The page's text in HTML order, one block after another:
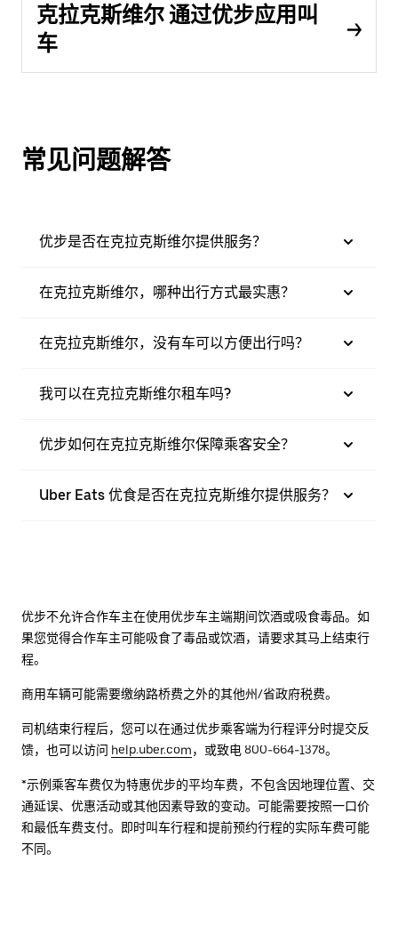
克拉克斯维尔 通过优步应用叫
车
常见问题解答
优步是否在克拉克斯维尔提供服务？
在克拉克斯维尔，哪种出行方式最实惠？
在克拉克斯维尔，没有车可以方便出行吗？
我可以在克拉克斯维尔租车吗?
优步如何在克拉克斯维尔保障乘客安全？
Uber Eats 优食是否在克拉克斯维尔提供服务？
优步不允许合作车主在使用优步车主端期间饮酒或吸食毒品。如
果您觉得合作车主可能吸食了毒品或饮酒，请要求其马上结束行
程。
商用车辆可能需要缴纳路桥费之外的其他州/省政府税费。
司机结束行程后，您可以在通过优步乘客端为行程评分时提交反
馈，也可以访问 help.uber.com，或致电 800-664-1378。
*示例乘客车费仅为特惠优步的平均车费，不包含因地理位置、交
通延误、优惠活动或其他因素导致的变动。可能需要按照一口价
和最低车费支付。即时叫车行程和提前预约行程的实际车费可能
不同。